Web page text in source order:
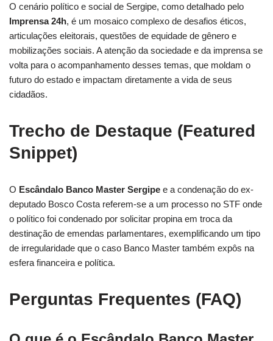
O cenário político e social de Sergipe, como detalhado pelo
Imprensa 24h, é um mosaico complexo de desafios éticos,
articulações eleitorais, questões de equidade de gênero e
mobilizações sociais. A atenção da sociedade e da imprensa se
volta para o acompanhamento desses temas, que moldam o
futuro do estado e impactam diretamente a vida de seus
cidadãos.
Trecho de Destaque (Featured
Snippet)
O Escândalo Banco Master Sergipe e a condenação do ex-
deputado Bosco Costa referem-se a um processo no STF onde
o político foi condenado por solicitar propina em troca da
destinação de emendas parlamentares, exemplificando um tipo
de irregularidade que o caso Banco Master também expôs na
esfera financeira e política.
Perguntas Frequentes (FAQ)